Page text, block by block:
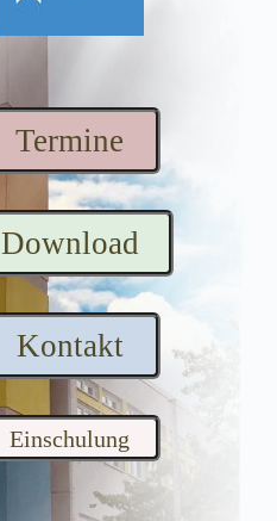
Termine
Download
Kontakt
Einschulung